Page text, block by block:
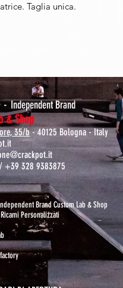
Taglia unica.
- Independent Brand
& Shop
35/b- 40125 Bologna - Italy
/+39 328 9383875
Brand Custom Lab & Shop
Personalizzati